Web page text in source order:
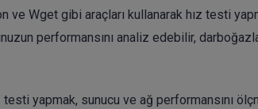
ve Wget gibi araçları kullanarak hız testi
performansını analiz edebilir,
yapmak, sunucu ve ağ performansını